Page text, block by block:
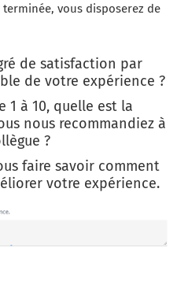
terminée, vous disposerez de
de satisfaction par
de votre expérience ?
1 à 10, quelle est la
nous recommandiez à
?
faire savoir comment
votre expérience.